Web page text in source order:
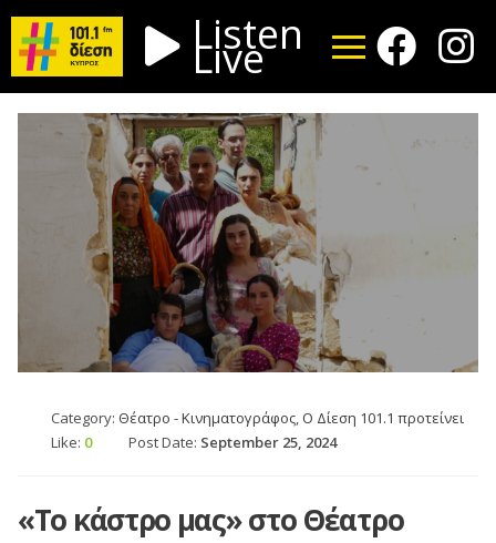
Listen
Live
Category: Θέατρο - Κινηματογράφος, Ο Δίεση 101.1 προτείνει
Like: 0 Post Date: September 25, 2024
«Το κάστρο μας» στο Θέατρο